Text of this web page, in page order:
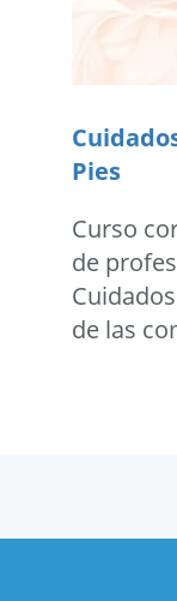
Pies
Curso
de
de las